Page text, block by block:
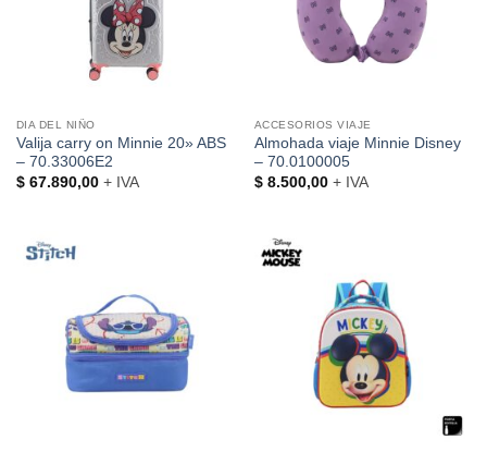
DIA DEL NIÑO
Valija carry on Minnie 20» ABS
– 70.33006E2
$67.890,00+ IVA
ACCESORIOS VIAJE
Almohada viaje Minnie Disney
– 70.0100005
$8.500,00+ IVA